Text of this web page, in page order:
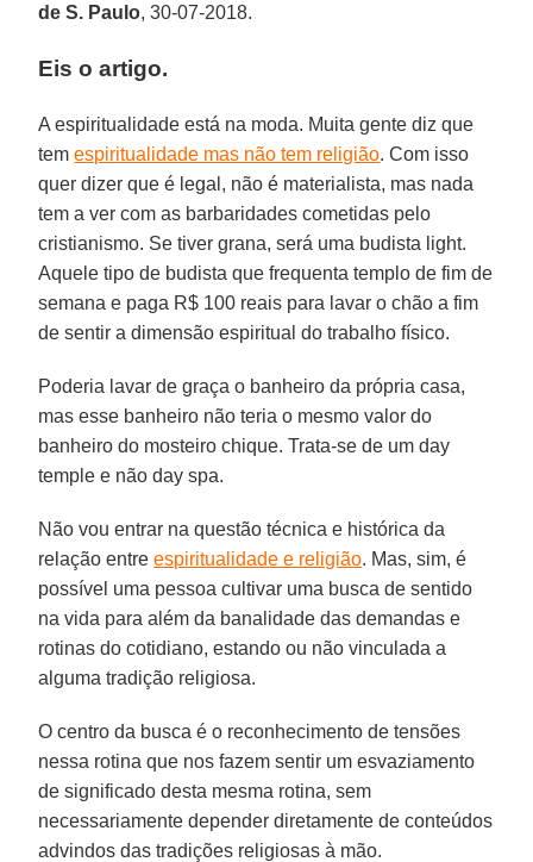
de S. Paulo, 30-07-2018.
Eis o artigo.
A espiritualidade está na moda. Muita gente diz que
temespiritualidade mas não tem religião. Com isso
quer dizer que é legal, não é materialista, mas nada
tem a ver com as barbaridades cometidas pelo
cristianismo. Se tiver grana, será uma budista light.
Aquele tipo de budista que frequenta templo de fim de
semana e paga R$ 100 reais para lavar o chão a fim
de sentir a dimensão espiritual do trabalho físico.
Poderia lavar de graça o banheiro da própria casa,
mas esse banheiro não teria o mesmo valor do
banheiro do mosteiro chique. Trata-se de um day
temple e não day spa.
Não vou entrar na questão técnica e histórica da
relação entreespiritualidade e religião. Mas, sim, é
possível uma pessoa cultivar uma busca de sentido
na vida para além da banalidade das demandas e
rotinas do cotidiano, estando ou não vinculada a
alguma tradição religiosa.
O centro da busca é o reconhecimento de tensões
nessa rotina que nos fazem sentir um esvaziamento
de significado desta mesma rotina, sem
necessariamente depender diretamente de conteúdos
advindos das tradições religiosas à mão.